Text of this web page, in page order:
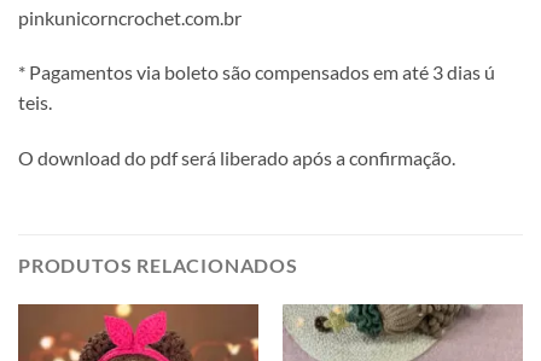
pinkunicorncrochet.com. br
* Pagamentosvia boletosãocompensadosematé 3dias ú
teis.
O download do pdfserá liberadoapósa confirmação.
PRODUTOS RELACIONADOS